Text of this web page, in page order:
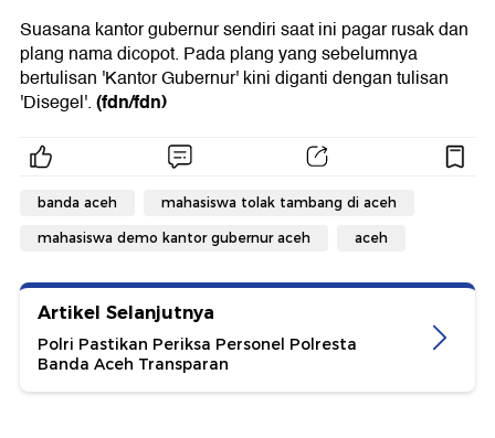
Suasana kantor gubernur sendiri saat ini pagar rusak dan
plang nama dicopot. Pada plang yang sebelumnya
bertulisan 'Kantor Gubernur' kini diganti dengan tulisan
'Disegel'.(fdn/fdn)
banda aceh mahasiswa tolak tambang di aceh
mahasiswa demo kantor gubernur aceh aceh
Artikel Selanjutnya
Polri Pastikan Periksa Personel Polresta
Banda Aceh Transparan